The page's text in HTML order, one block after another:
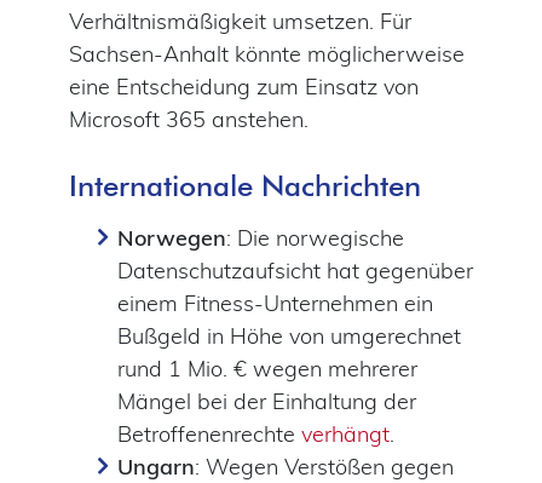
Verhältnismäßigkeit umsetzen. Für
Sachsen-Anhalt könnte möglicherweise
eine Entscheidung zum Einsatz von
Microsoft 365 anstehen.
Internationale Nachrichten
Norwegen: Die norwegische
Datenschutzaufsicht hat gegenüber
einem Fitness-Unternehmen ein
Bußgeld in Höhe von umgerechnet
rund 1 Mio. € wegen mehrerer
Mängel bei der Einhaltung der
Betroffenenrechte verhängt.
Ungarn: Wegen Verstößen gegen